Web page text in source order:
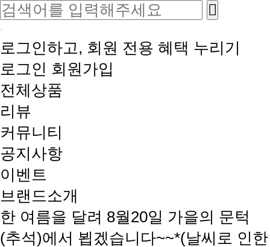
로그인하고, 회원 전용 혜택 누리기
로그인 회원가입
전체상품
리뷰
커뮤니티
공지사항
이벤트
브랜드소개
한 여름을 달려 8월20일 가을의 문턱
(추석)에서 뵙겠습니다~~*(날씨로 인한